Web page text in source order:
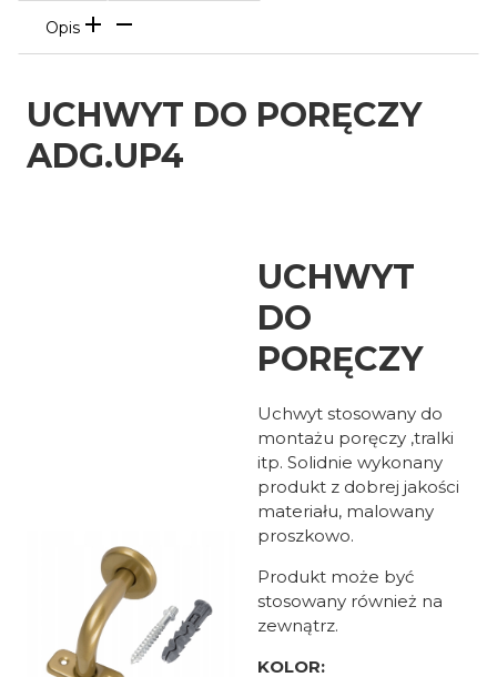
Opis
UCHWYT DO PORĘCZY
ADG.UP4
UCHWYT
DO
PORĘCZY
Uchwyt stosowany do
montażu poręczy ,tralki
itp. Solidnie wykonany
produkt z dobrej jakości
materiału, malowany
proszkowo.
Produkt może być
stosowany również na
zewnątrz.
KOLOR: